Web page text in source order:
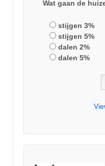
Wat gaan de
stijgen 3%
stijgen 5%
dalen 2%
dalen 5%